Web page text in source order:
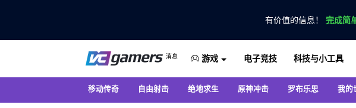
有价值的信息！ 完成简
VC游戏新闻
消息
仅在 VCGamers 获取最新的游戏新闻
游戏 电子竞技 科技与小工具
移动传奇 自由射击 绝地求生 原神冲击 罗布乐思 我的